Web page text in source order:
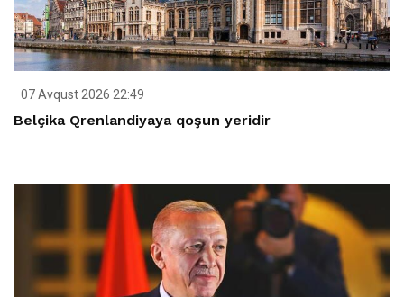
07 Avqust 2026 22:49
Belçika Qrenlandiyaya qoşun yeridir